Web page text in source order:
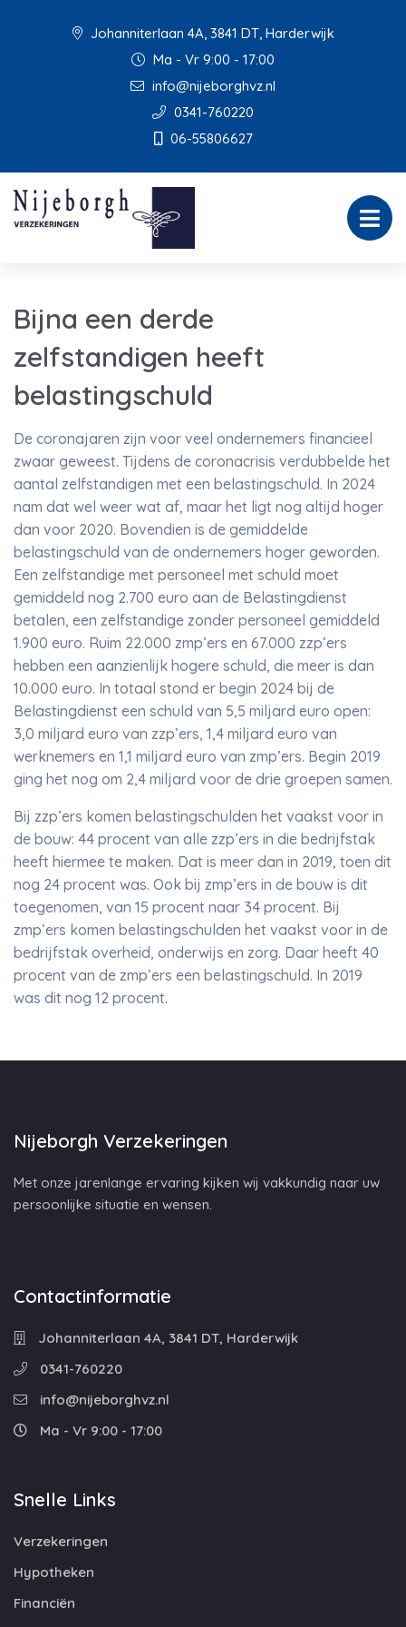
Johanniterlaan 4A, 3841 DT, Harderwijk
Ma - Vr 9:00 - 17:00
info@nijeborghvz.nl
0341-760220
06-55806627
Bijna een derde
zelfstandigen heeft
belastingschuld
De coronajaren zijn voor veel ondernemers financieel
zwaar geweest. Tijdens de coronacrisis verdubbelde het
aantal zelfstandigen met een belastingschuld. In 2024
nam dat wel weer wat af, maar het ligt nog altijd hoger
dan voor 2020. Bovendien is de gemiddelde
belastingschuld van de ondernemers hoger geworden.
Een zelfstandige met personeel met schuld moet
gemiddeld nog 2.700 euro aan de Belastingdienst
betalen, een zelfstandige zonder personeel gemiddeld
1.900 euro. Ruim 22.000 zmp’ers en 67.000 zzp’ers
hebben een aanzienlijk hogere schuld, die meer is dan
10.000 euro. In totaal stond er begin 2024 bij de
Belastingdienst een schuld van 5,5 miljard euro open:
3,0 miljard euro van zzp’ers, 1,4 miljard euro van
werknemers en 1,1 miljard euro van zmp’ers. Begin 2019
ging het nog om 2,4 miljard voor de drie groepen samen.
Bij zzp’ers komen belastingschulden het vaakst voor in
de bouw: 44 procent van alle zzp’ers in die bedrijfstak
heeft hiermee te maken. Dat is meer dan in 2019, toen dit
nog 24 procent was. Ook bij zmp’ers in de bouw is dit
toegenomen, van 15 procent naar 34 procent. Bij
zmp’ers komen belastingschulden het vaakst voor in de
bedrijfstak overheid, onderwijs en zorg. Daar heeft 40
procent van de zmp’ers een belastingschuld. In 2019
was dit nog 12 procent.
Nijeborgh Verzekeringen
Met onze jarenlange ervaring kijken wij vakkundig naar uw
persoonlijke situatie en wensen.
Contactinformatie
Johanniterlaan 4A, 3841 DT, Harderwijk
0341-760220
info@nijeborghvz.nl
Ma - Vr 9:00 - 17:00
Snelle Links
Verzekeringen
Hypotheken
Financiën